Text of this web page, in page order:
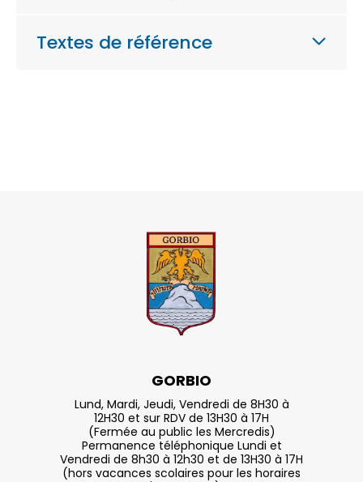
Textes de référence
GORBIO
Lund, Mardi, Jeudi, Vendredi de 8H30 à
12H30 et sur RDV de 13H30 à 17H
(Fermée au public les Mercredis)
Permanence téléphonique Lundi et
Vendredi de 8h30 à 12h30 et de 13H30 à 17H
(hors vacances scolaires pour les horaires